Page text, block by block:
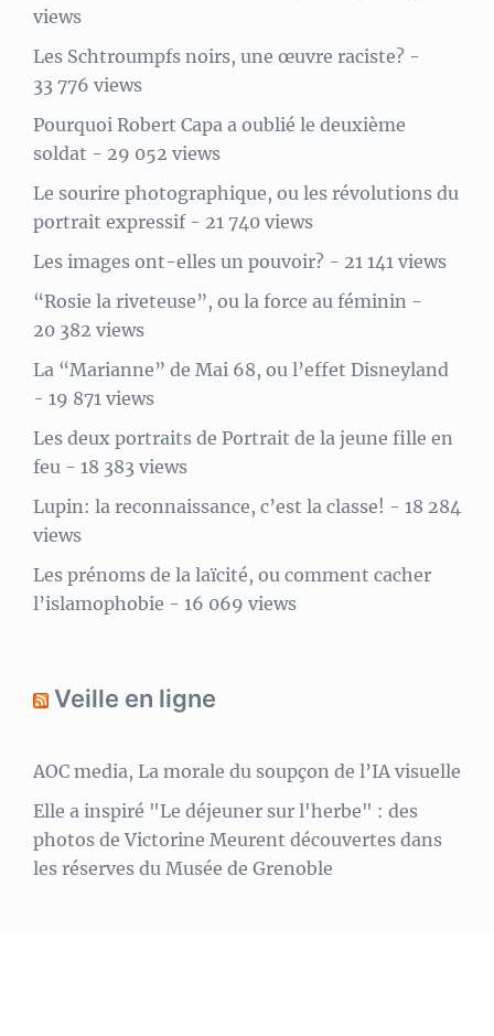
views
Les Schtroumpfs noirs, une œuvre raciste? -
33 776 views
Pourquoi Robert Capa a oublié le deuxième
soldat - 29 052 views
Le sourire photographique, ou les révolutions du
portrait expressif- 21 740 views
Les images ont-elles un pouvoir? - 21 141 views
“Rosie la riveteuse”, ou la force au féminin -
20 382 views
La “Marianne” de Mai 68, ou l’effet Disneyland
- 19 871 views
Les deux portraits de Portrait de la jeune fille en
feu - 18 383 views
Lupin: la reconnaissance, c’est la classe! - 18 284
views
Les prénoms de la laïcité, ou comment cacher
l’islamophobie - 16 069 views
Veille en ligne
AOC media, La morale du soupçon de l’IA visuelle
Elle a inspiré "Le déjeuner sur l'herbe" : des
photos de Victorine Meurent découvertes dans
les réserves du Musée de Grenoble